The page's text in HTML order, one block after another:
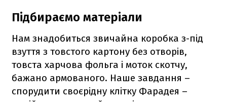
Підбираємо матеріали
Нам знадобиться звичайна коробка з-під
взуття з товстого картону без отворів,
товста харчова фольга і моток скотчу,
бажано армованого. Наше завдання –
спорудити своєрідну клітку Фарадея –